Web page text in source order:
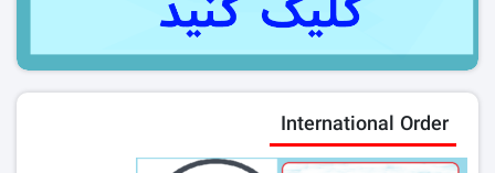
International Order